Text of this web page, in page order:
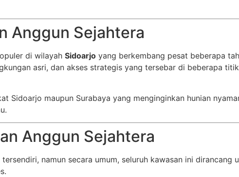
Anggun Sejahtera
di wilayah Sidoarjo yang berkembang pesat beberapa
asri, dan akses strategis yang tersebar di beberapa
Sidoarjo maupun Surabaya yang menginginkan hunian
Anggun Sejahtera
namun secara umum, seluruh kawasan ini dirancang